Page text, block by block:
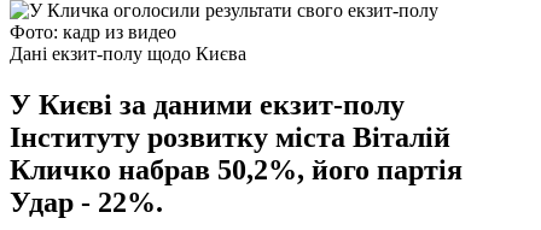
Фото: кадр из видео
Дані екзит-полу щодо Києва
У Києві за даними екзит-полу
Інституту розвитку міста Віталій
Кличко набрав 50,2%, його партія
Удар - 22%.